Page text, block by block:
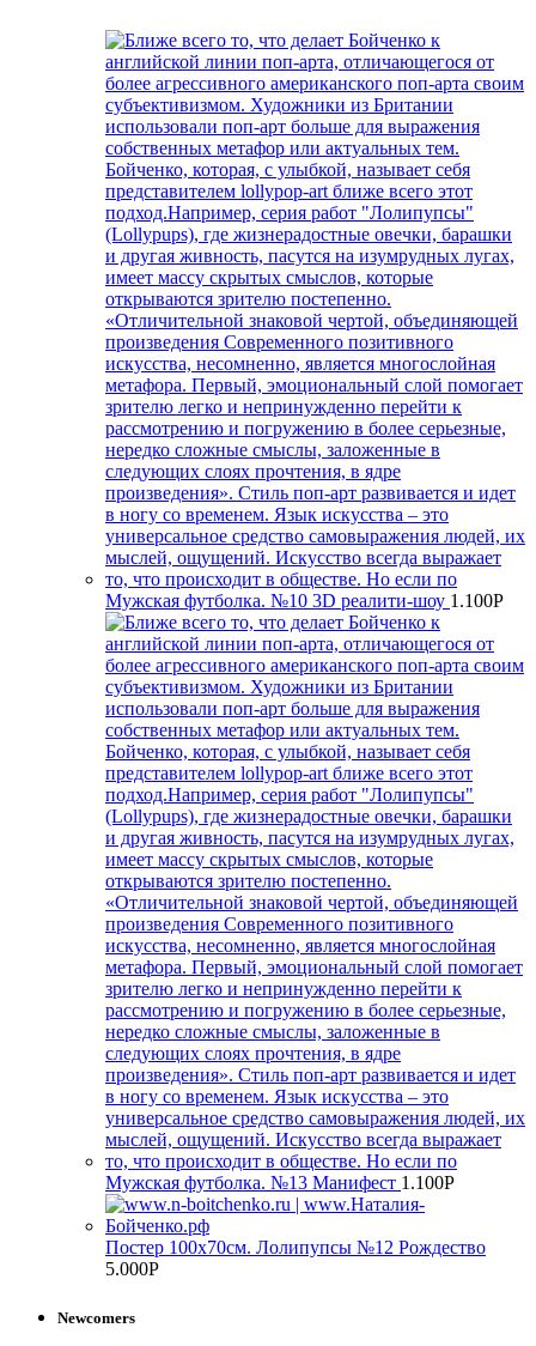
Мужская футболка. №10 3D реалити-шоу 1.100Р
Мужская футболка. №13 Манифест 1.100Р
Постер 100х70см. Лолипупсы №12 Рождество
5.000Р
Newcomers